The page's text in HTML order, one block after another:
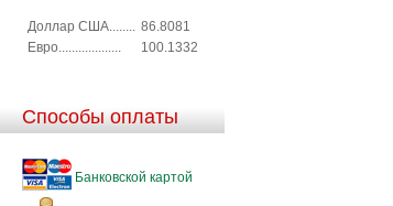
Доллар США........ 86.8081
Евро...................
100.1332
Способы оплаты
Банковской картой